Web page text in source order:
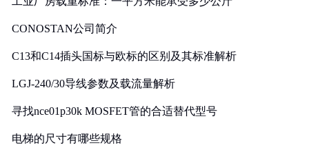
CONOSTAN公司简介
C13和C14插头国标与欧标的区别及其标准解析
LGJ-240/30导线参数及载流量解析
寻找nce01p30k MOSFET管的合适替代型号
电梯的尺寸有哪些规格